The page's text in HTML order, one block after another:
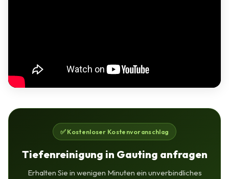
✅ Kostenloser Kostenvoranschlag
Tiefenreinigung in Gauting anfragen
Erhalten Sie in wenigen Minuten ein unverbindliches